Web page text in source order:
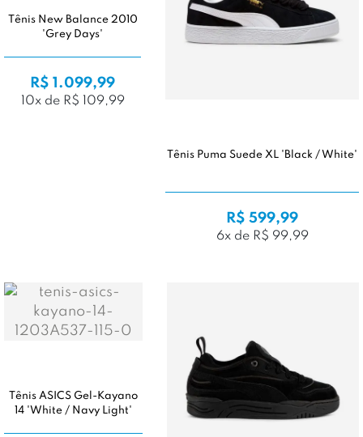
Tênis New Balance 2010
'Grey Days'
R$ 1.099,99
10x de R$ 109,99
Tênis Puma Suede XL 'Black / White'
R$ 599,99
6x de R$ 99,99
Tênis ASICS Gel-Kayano
14 'White / Navy Light'